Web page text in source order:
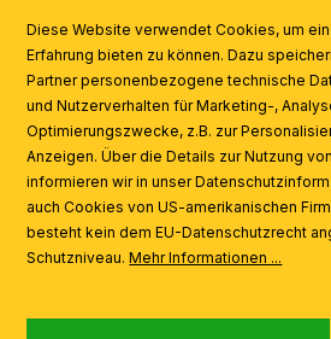
AI
Diese Website verwendet Cookies, um
Erfahrung bieten zu können. Dazu
Partner personenbezogene technische
und Nutzerverhalten für Marketing-,
Optimierungszwecke, z.B. zur
Anzeigen. Über die Details zur Nutzung
informieren wir in unser
auch Cookies von US-amerikanischen
besteht kein dem EU-Datenschutzrecht
Schutzniveau.Mehr Informationen ...